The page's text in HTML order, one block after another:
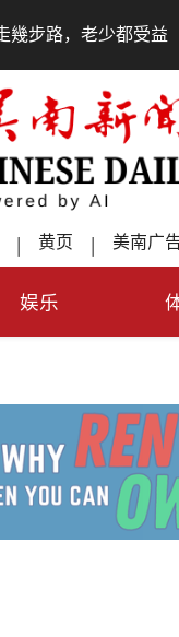
德州TeraFab芯片项目
| 黄页 | 美南广
娱乐